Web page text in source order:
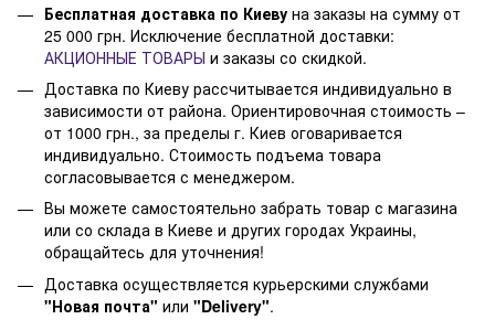
Бесплатная доставка по Киеву на заказы на сумму от
25 000 грн. Исключение бесплатной доставки:
АКЦИОННЫЕ ТОВАРЫ и заказы со скидкой.
Доставка по Киеву рассчитывается индивидуально в
зависимости от района. Ориентировочная стоимость –
от 1000 грн., за пределы г. Киев оговаривается
индивидуально. Стоимость подъема товара
согласовывается с менеджером.
Вы можете самостоятельно забрать товар с магазина
или со склада в Киеве и других городах Украины,
обращайтесь для уточнения!
Доставка осуществляется курьерскими службами
"Новая почта" или "Delivery".